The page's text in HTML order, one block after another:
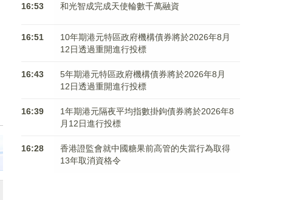
16:53 和光智成完成天使輪數千萬融資
16:51
10年期港元特區政府機構債券將於2026年8月
12日透過重開進行投標
16:43
5年期港元特區政府機構債券將於2026年8月
12日透過重開進行投標
16:39
1年期港元隔夜平均指數掛鉤債券將於2026年8
月12日進行投標
16:28
香港證監會就中國糖果前高管的失當行為取得
13年取消資格令